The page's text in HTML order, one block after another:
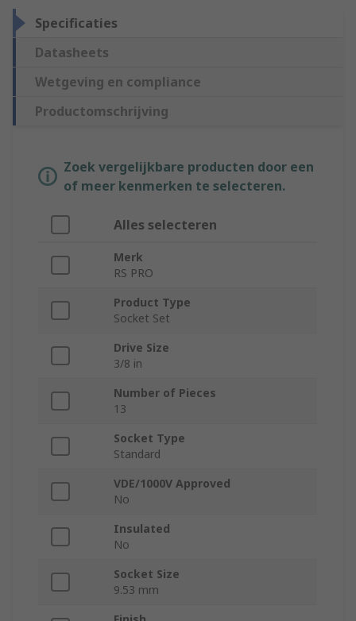
Specificaties
Datasheets
Wetgeving en compliance
Productomschrijving
Zoek vergelijkbare producten door een
of meer kenmerken te selecteren.
Alles selecteren
Merk
RS PRO
Product Type
Socket Set
Drive Size
3/8 in
Number of Pieces
13
Socket Type
Standard
VDE/1000V Approved
No
Insulated
No
Socket Size
9.53 mm